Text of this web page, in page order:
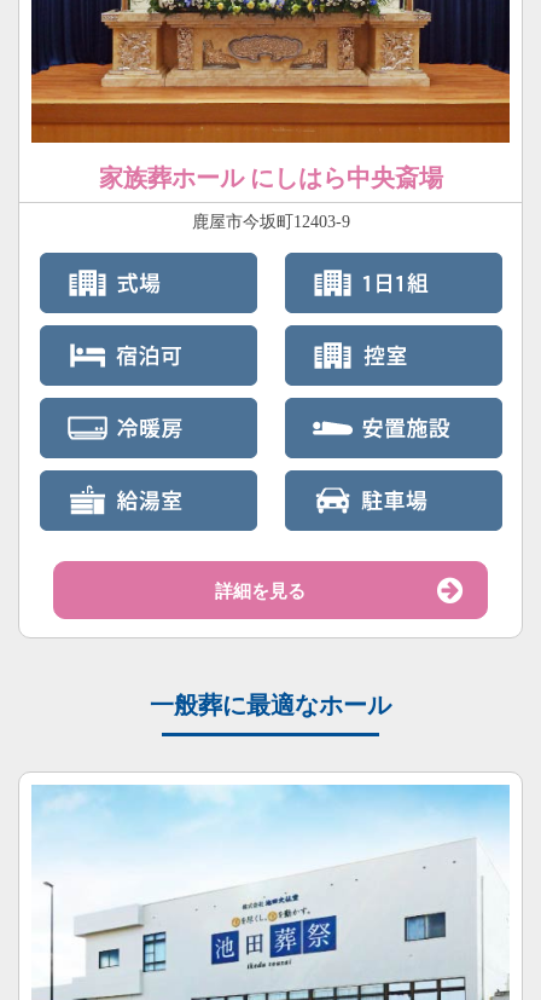
家族葬ホール にしはら中央斎場
鹿屋市今坂町12403-9
詳細を見る
一般葬に最適なホール